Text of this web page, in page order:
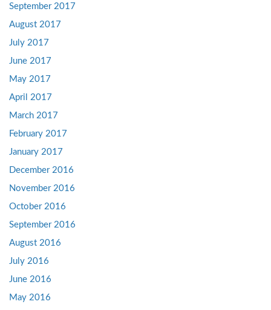
September 2017
August 2017
July 2017
June 2017
May 2017
April 2017
March 2017
February 2017
January 2017
December 2016
November 2016
October 2016
September 2016
August 2016
July 2016
June 2016
May 2016